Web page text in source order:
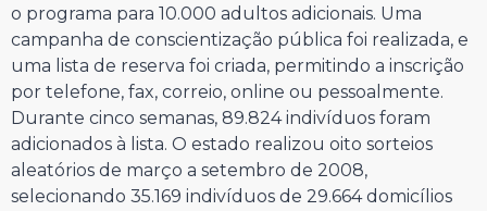
o programa para 10.000 adultos adicionais. Uma
campanha de conscientização pública foi realizada, e
uma lista de reserva foi criada, permitindo a inscrição
por telefone, fax, correio, online ou pessoalmente.
Durante cinco semanas, 89.824 indivíduos foram
adicionados à lista. O estado realizou oito sorteios
aleatórios de março a setembro de 2008,
selecionando 35.169 indivíduos de 29.664 domicílios